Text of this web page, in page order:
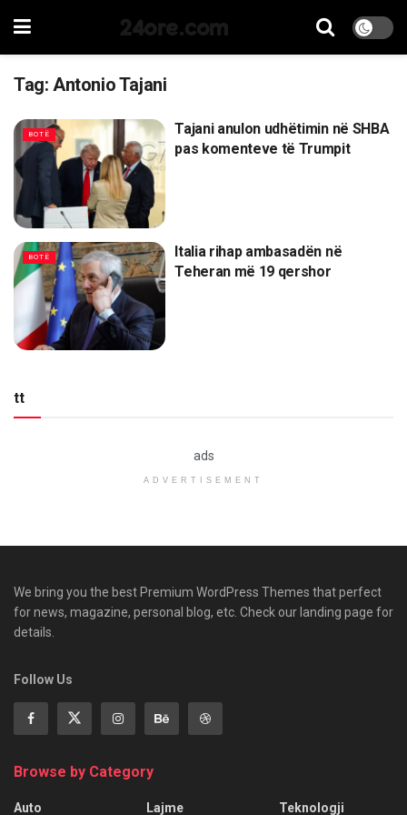
24ore.com
Tag: Antonio Tajani
BOTË
Tajani anulon udhëtimin në SHBA
pas komenteve të Trumpit
BOTË
Italia rihap ambasadën në
Teheran më 19 qershor
tt
ads
ADVERTISEMENT
We bring you the best Premium WordPress Themes that perfect
for news, magazine, personal blog, etc. Check our landing page for
details.
Follow Us
Browse by Category
Auto Lajme Teknologji